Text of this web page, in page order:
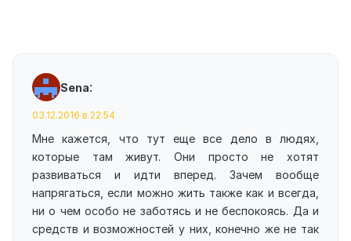
Sena:
03.12.2016 в 22:54
Мне кажется, что тут еще все дело в людях,
которые там живут. Они просто не хотят
развиваться и идти вперед. Зачем вообще
напрягаться, если можно жить также как и всегда,
ни о чем особо не заботясь и не беспокоясь. Да и
средств и возможностей у них, конечно же не так